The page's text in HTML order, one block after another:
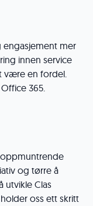
mer
innen service
være en fordel.
365.
og tørre å
utvikle Clas
oss ett skritt